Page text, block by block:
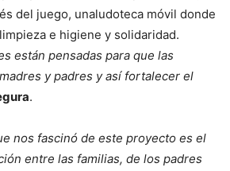
del juego, unaludoteca móvil donde
e higiene y solidaridad.
están pensadas para que las
y padres y así fortalecer el
.
nos fascinó de este proyecto es el
entre las familias, de los padres